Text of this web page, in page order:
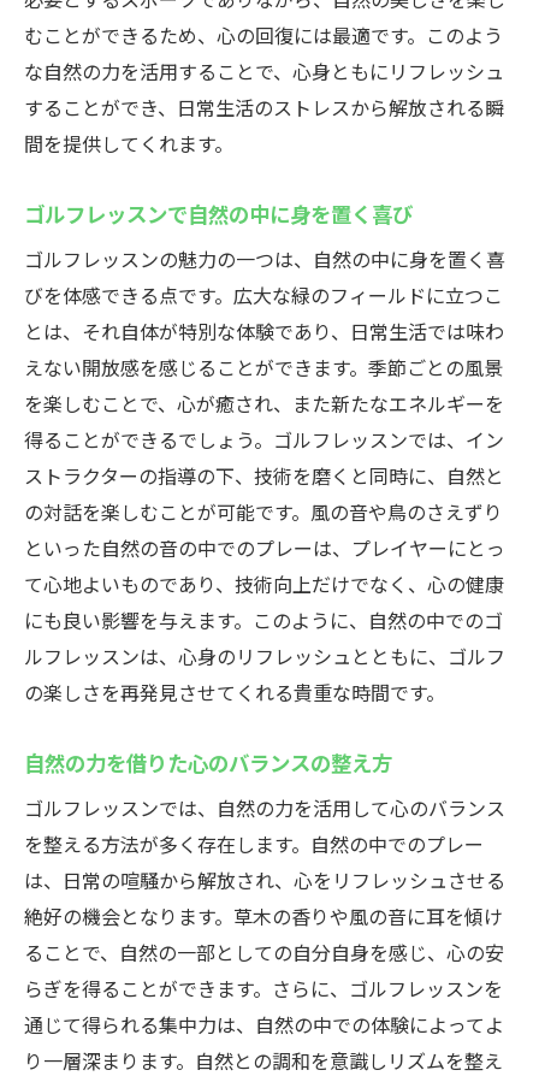
むことができるため、心の回復には最適です。このよう
な自然の力を活用することで、心身ともにリフレッシュ
することができ、日常生活のストレスから解放される瞬
間を提供してくれます。
ゴルフレッスンで自然の中に身を置く喜び
ゴルフレッスンの魅力の一つは、自然の中に身を置く喜
びを体感できる点です。広大な緑のフィールドに立つこ
とは、それ自体が特別な体験であり、日常生活では味わ
えない開放感を感じることができます。季節ごとの風景
を楽しむことで、心が癒され、また新たなエネルギーを
得ることができるでしょう。ゴルフレッスンでは、イン
ストラクターの指導の下、技術を磨くと同時に、自然と
の対話を楽しむことが可能です。風の音や鳥のさえずり
といった自然の音の中でのプレーは、プレイヤーにとっ
て心地よいものであり、技術向上だけでなく、心の健康
にも良い影響を与えます。このように、自然の中でのゴ
ルフレッスンは、心身のリフレッシュとともに、ゴルフ
の楽しさを再発見させてくれる貴重な時間です。
自然の力を借りた心のバランスの整え方
ゴルフレッスンでは、自然の力を活用して心のバランス
を整える方法が多く存在します。自然の中でのプレー
は、日常の喧騒から解放され、心をリフレッシュさせる
絶好の機会となります。草木の香りや風の音に耳を傾け
ることで、自然の一部としての自分自身を感じ、心の安
らぎを得ることができます。さらに、ゴルフレッスンを
通じて得られる集中力は、自然の中での体験によってよ
り一層深まります。自然との調和を意識しリズムを整え